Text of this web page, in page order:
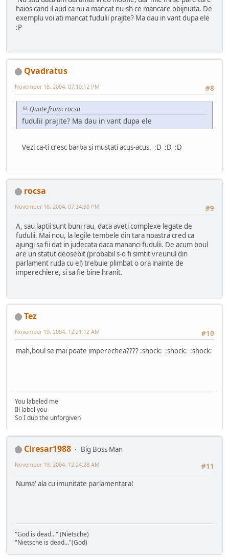
haios cand il aud ca nu a mancat nu-sh ce mancare obijnuita. De
exemplu voi ati mancat fudulii prajite? Ma dau in vant dupa ele
:P
Qvadratus
#8
November 18, 2004, 07:10:12 PM
Quote from: rocsa
fudulii prajite? Ma dau in vant dupa ele
Vezi ca-ti cresc barba si mustati acus-acus. :D :D :D
rocsa
#9
November 18, 2004, 07:34:38 PM
A, sau laptii sunt buni rau, daca aveti complexe legate de
fudulii. Mai nou, la legile tembele din tara noastra cred ca
ajungi sa fii dat in judecata daca mananci fudulii. De acum boul
are un statut deosebit (probabil s-o fi simtit vreunul din
parlament ruda cu el) trebuie plimbat o ora inainte de
imperechiere, si sa fie bine hranit.
Tez
#10
November 19, 2004, 12:21:12 AM
mah,boul se mai poate imperechea???? :shock: :shock: :shock:
You labeled me
Ill label you
So I dub the unforgiven
Ciresar1988
Big Boss Man
#11
November 19, 2004, 12:24:28 AM
Numa' ala cu imunitate parlamentara!
"God is dead..." (Nietsche)
"Nietsche is dead..."(God)